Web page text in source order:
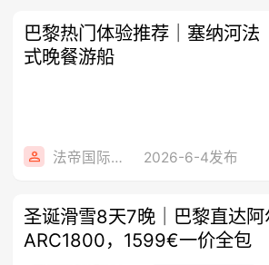
巴黎热门体验推荐｜塞纳河法
式晚餐游船
法帝国际旅行社 2026-6-4发布
圣诞滑雪8天7晚｜巴黎直达
ARC1800，1599€一价全包